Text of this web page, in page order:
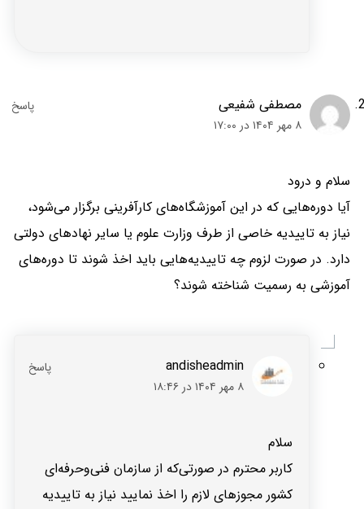
مصطفی شفیعی
۸ مهر ۱۴۰۴ در ۱۷:۰۰
سلام و درود
آیا دوره‌هایی که در این آموزشگاه‌های کارآفرینی برگزار می‌شود،
نیاز به تاییدیه خاصی از طرف وزارت علوم یا سایر نهادهای دولتی
دارد. در صورت لزوم چه تاییدیه‌هایی باید اخذ شوند تا دوره‌های
آموزشی به رسمیت شناخته شوند؟
andisheadmin
۸ مهر ۱۴۰۴ در ۱۸:۴۶
سلام
کاربر محترم در صورتی‌که از سازمان فنی‌وحرفه‌ای
کشور مجوزهای لازم را اخذ نمایید نیاز به تاییدیه